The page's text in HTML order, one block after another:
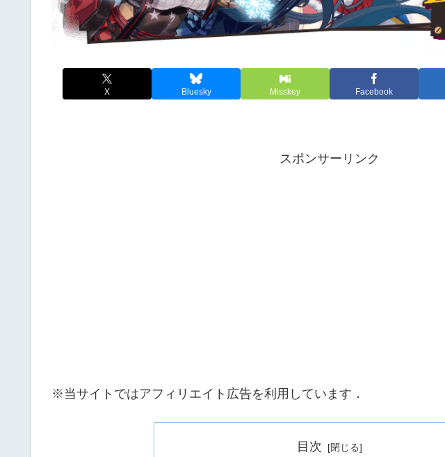
X Bluesky Misskey Facebook
スポンサーリンク
※当サイトではアフィリエイト広告を利用しています．
目次